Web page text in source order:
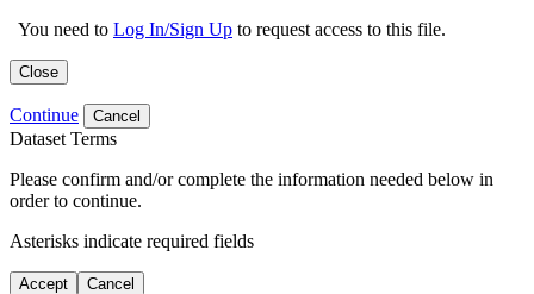
You need to Log In/Sign Up to request access to this file.
Close
Continue Cancel
Dataset Terms
Please confirm and/or complete the information needed below in
order to continue.
Asterisks indicate required fields
Accept Cancel